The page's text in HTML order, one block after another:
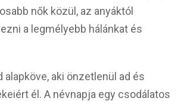
nők közül, az anyáktól
a legmélyebb hálánkat és
alapköve, aki önzetlenül ad és
él. A névnapja egy csodálatos